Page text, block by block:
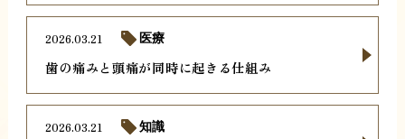
歯の痛みと頭痛が同時に起きる仕組み
2026.03.21 医療
2026.03.21 知識